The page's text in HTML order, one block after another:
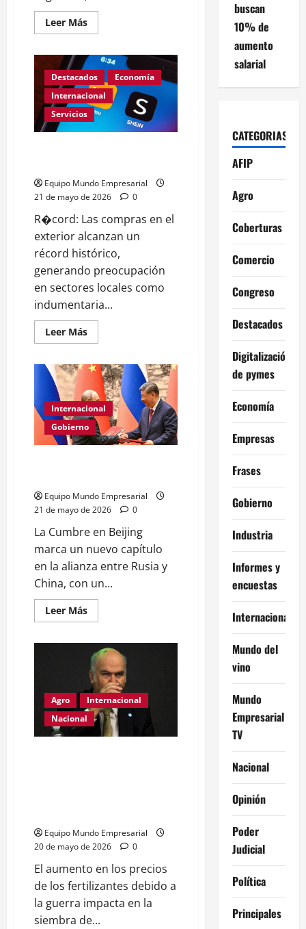
Leer MásLeer
más
El
mejor
vino
tinto
del
Nuevo
Mundo
argentino
Destacados
Economía
Internacional
Servicios
Equipo Mundo Empresarial
21 de mayo de 2026
0
R�cord: Las compras en el
exterior alcanzan un
récord histórico,
generando preocupación
en sectores locales como
indumentaria...
Leer MásLeer
más
Récord
histórico
de
compras
en
el
exterior
Internacional
Gobierno
Equipo Mundo Empresarial
21 de mayo de 2026
0
La Cumbre en Beijing
marca un nuevo capítulo
en la alianza entre Rusia y
China, con un...
Leer MásLeer
más
G2
de
Rusia
y
China:
Cumbre
de
Xi
Jinping
Agro
Internacional
Nacional
Equipo Mundo Empresarial
20 de mayo de 2026
0
El aumento en los precios
de los fertilizantes debido a
la guerra impacta en la
siembra de...
buscan
10% de
aumento
salarial
CATEGORIAS
AFIP
Agro
Coberturas
Comercio
Congreso
Destacados
Digitalización
de pymes
Economía
Empresas
Frases
Gobierno
Industria
Informes y
encuestas
Internacional
Mundo del
vino
Mundo
Empresarial
TV
Nacional
Opinión
Poder
Judicial
Política
Principales